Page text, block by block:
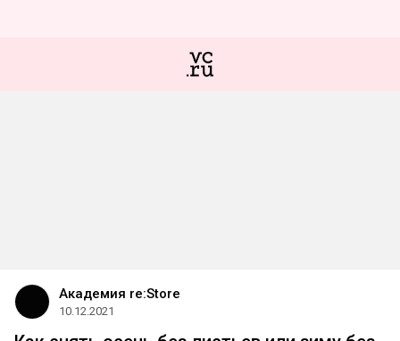
Академия re:Store
10.12.2021